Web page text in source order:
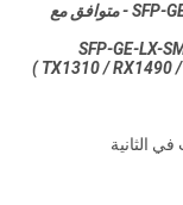
SFP-GE-LX-SM1310-BIDI / SFP-GE-LX-SM1490-BIDI - متوافق مع
SFP-GE-LX-
TX1310 / RX1490 /
)